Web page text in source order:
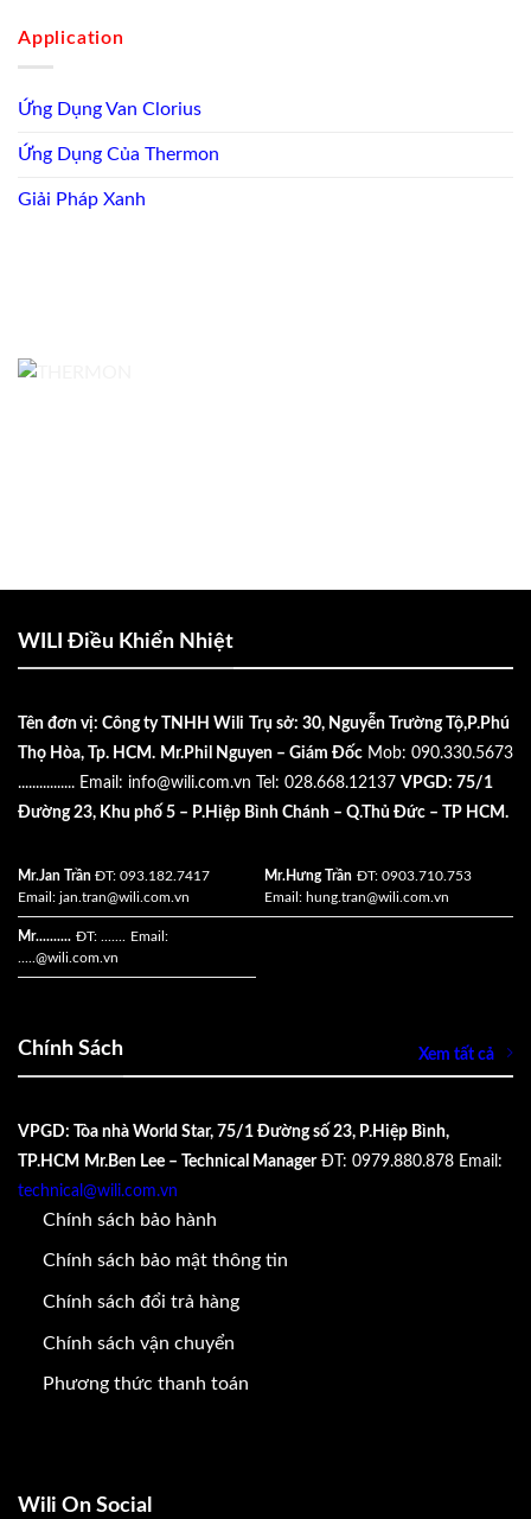
Application
Ứng Dụng Van Clorius
Ứng Dụng Của Thermon
Giải Pháp Xanh
WILI Điều Khiển Nhiệt
Tên đơn vị: Công ty TNHH Wili
Trụ sở: 30, Nguyễn Trường Tộ,P.Phú
Thọ Hòa, Tp. HCM. Mr.Phil Nguyen – Giám Đốc Mob: 090.330.5673
................ Email: info@wili.com.vn Tel: 028.668.12137 VPGD: 75/1
Đường 23, Khu phố 5 – P.Hiệp Bình Chánh – Q.Thủ Đức – TP HCM.
Mr.Jan Trần ĐT: 093.182.7417
Email: jan.tran@wili.com.vn
Mr.Hưng Trần ĐT: 0903.710.753
Email: hung.tran@wili.com.vn
Mr.......... ĐT: ....... Email:
.....@wili.com.vn
Chính Sách Xem tất cả
VPGD: Tòa nhà World Star, 75/1 Đường số 23, P.Hiệp Bình,
TP.HCM Mr.Ben Lee – Technical Manager ĐT: 0979.880.878 Email:
technical@wili.com.vn
Chính sách bảo hành
Chính sách bảo mật thông tin
Chính sách đổi trả hàng
Chính sách vận chuyển
Phương thức thanh toán
Wili On Social